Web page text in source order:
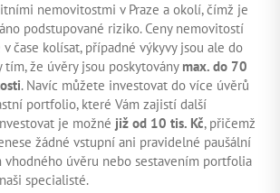
nemovitostmi v Praze a okolí, čímž je
podstupované riziko. Ceny nemovitostí
čase kolísat, případné výkyvy jsou ale do
že úvěry jsou poskytovány max. do 70
. Navíc můžete investovat do více úvěrů
portfolio, které Vám zajistí další
je možné již od 10 tis. Kč, přičemž
žádné vstupní ani pravidelné paušální
vhodného úvěru nebo sestavením portfolia
specialisté.